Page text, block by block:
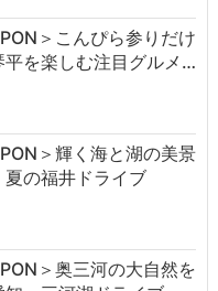
＞こんぴら参りだけ
平を楽しむ注目グルメ…
＞輝く海と湖の美景
夏の福井ドライブ
＞奥三河の大自然を